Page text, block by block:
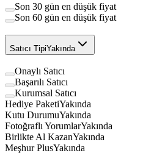
Son 30 gün en düşük fiyat
Son 60 gün en düşük fiyat
Satıcı TipiYakında
Onaylı Satıcı
Başarılı Satıcı
Kurumsal Satıcı
Hediye PaketiYakında
Kutu DurumuYakında
Fotoğraflı YorumlarYakında
Birlikte Al KazanYakında
Meşhur PlusYakında